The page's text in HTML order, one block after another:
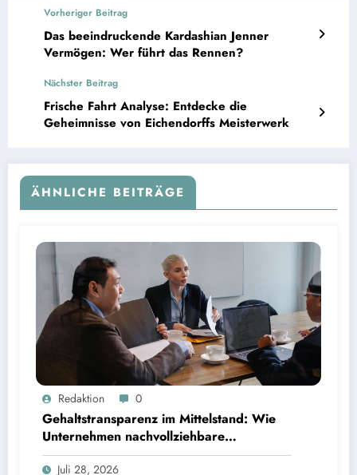
Vorheriger Beitrag
Das beeindruckende Kardashian Jenner
Vermögen: Wer führt das Rennen?
Nächster Beitrag
Frische Fahrt Analyse: Entdecke die
Geheimnisse von Eichendorffs Meisterwerk
ÄHNLICHE BEITRÄGE
schaffenRedaktion 0
Gehaltstransparenz im Mittelstand: Wie
Unternehmen nachvollziehbare
Vergütungsmodelle schaffen
Juli 28, 2026